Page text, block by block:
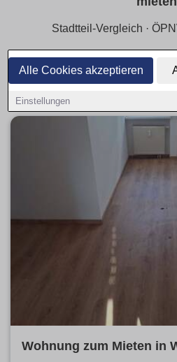
Alle Cookies akzeptieren
Einstellungen
Stadtteil-Vergleich ·
In Wetzlar Niedergirmes
Mikrolage finden, Wege kurz
Preisspanne
Wohnung zum Mieten in